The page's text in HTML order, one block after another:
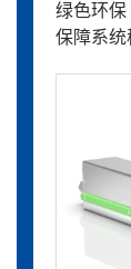
绿色环保
保障系统